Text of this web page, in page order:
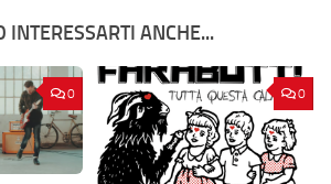
INTERESSARTI ANCHE...
0 0